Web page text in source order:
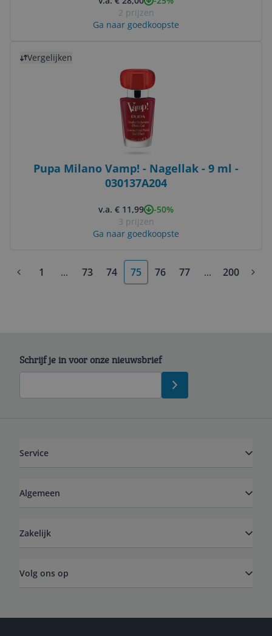
2 prijzen
Ga naar goedkoopste
Vergelijken
Pupa Milano Vamp! - Nagellak - 9 ml -
030137A204
v.a. € 11,99
-50%
3 prijzen
Ga naar goedkoopste
1 ...More pages
73 74 75 76 77 ...More pages
200
Schrijf je in voor onze nieuwsbrief
Service
Algemeen
Zakelijk
Volg ons op